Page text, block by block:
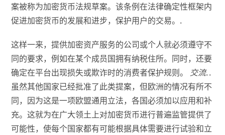
案被称为加密货币法规草案。该条例在法律确定性框架内
促进加密货币的发展和进步，保护用户的交易。.
这样一来，提供加密资产服务的公司或个人就必须遵守不
同的要求，例如在某个成员国拥有纳税住所。同时，还要
确定在平台出现损失或欺诈时的消费者保护规则。 交流. .
虽然其他国家已经批准了此类提案，但欧洲的情况有所不
同，因为这是一项欧盟通用立法，各国必须加以应用和补
充。这就为在广大领土上对加密货币进行普遍监管提供了
可能性，使每个国家都有可能根据具体需要进行试验和立